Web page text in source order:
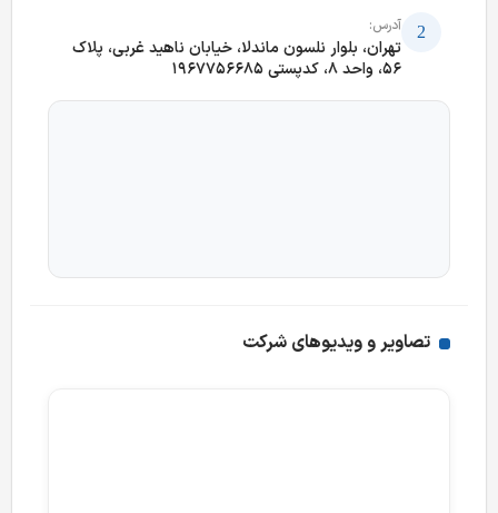
آدرس:
تهران، بلوار نلسون ماندلا، خیابان ناهید غربی، پلاک
56، واحد ۸، کدپستی 1967756685
تصاویر و ویدیوهای شرکت